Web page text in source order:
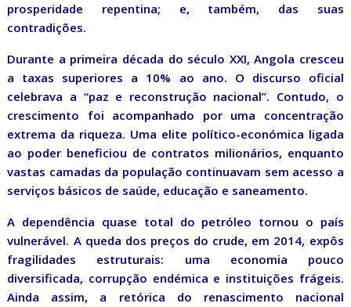
prosperidade repentina; e, também, das suas
contradições.
Durante a primeira década do século XXI, Angola cresceu
a taxas superiores a 10% ao ano. O discurso oficial
celebrava a “paz e reconstrução nacional”. Contudo, o
crescimento foi acompanhado por uma concentração
extrema da riqueza. Uma elite político-económica ligada
ao poder beneficiou de contratos milionários, enquanto
vastas camadas da população continuavam sem acesso a
serviços básicos de saúde, educação e saneamento.
A dependência quase total do petróleo tornou o país
vulnerável. A queda dos preços do crude, em 2014, expôs
fragilidades estruturais: uma economia pouco
diversificada, corrupção endémica e instituições frágeis.
Ainda assim, a retórica do renascimento nacional